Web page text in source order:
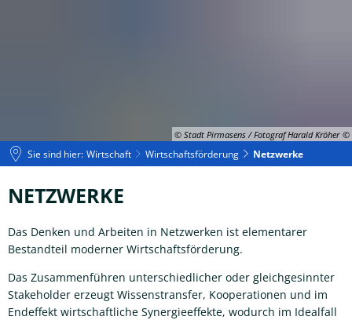
© Stadt Pirmasens / Fotograf Harald Kröher
Sie sind hier: Wirtschaft Wirtschaftsförderung Netzwerke
Netzwerke
NETZWERKE
Das Denken und Arbeiten in Netzwerken ist elementarer
Bestandteil moderner Wirtschaftsförderung.
Das Zusammenführen unterschiedlicher oder gleichgesinnter
Stakeholder erzeugt Wissenstransfer, Kooperationen und im
Endeffekt wirtschaftliche Synergieeffekte, wodurch im Idealfall